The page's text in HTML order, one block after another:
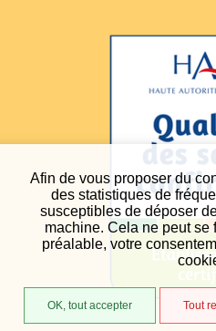
Afin de vous proposer du
des statistiques de
susceptibles de déposer
machine. Cela ne peut se
préalable, votre
OK, tout accepter Tout